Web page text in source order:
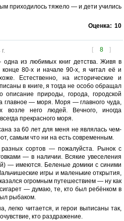
приходилось тяжело — и дети учились
Оценка: 10
[ 8 ]
из любимых книг детства. Живя в
80-х и начале 90-х, я читал её и
Естественно, на исторические и
в книге, я тогда не особо обращал
описание природы, города, городской
главное — моря. Моря — главного чуда,
возле него людей. Вечного, иногда
прекрасного моря.
за 60 лет для меня не являлась чем-
самым что ни на есть современным.
разных сортов — пожалуйста. Рынок с
— в наличии. Всякие увеселения
— имеются. Беленые домики с синими
игры и маленькие открытия,
казался огромным путешествием — ну как
— думаю, те, кто был ребёнком в
рыбаком.
легко читается, и герои выписаны так,
кто раздражение.